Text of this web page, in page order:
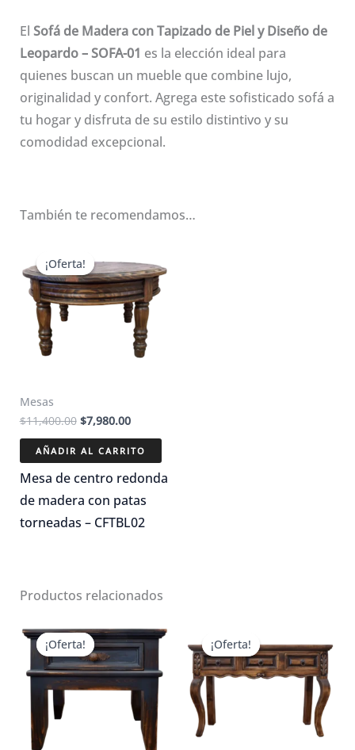
El Sofá de Madera con Tapizado de Piel y Diseño de
Leopardo – SOFA-01 es la elección ideal para
quienes buscan un mueble que combine lujo,
originalidad y confort. Agrega este sofisticado sofá a
tu hogar y disfruta de su estilo distintivo y su
comodidad excepcional.
También te recomendamos…
¡Oferta!
¡Oferta!
Mesas
$11,400.00 El
original
era:
$11,400.00.
$7,980.00El
actual
es:
$7,980.00.
AÑADIR AL CARRITO
Mesa de centro redonda
de madera con patas
torneadas – CFTBL02
Productos relacionados
¡Oferta!
¡Oferta! ¡Oferta!
¡Oferta!